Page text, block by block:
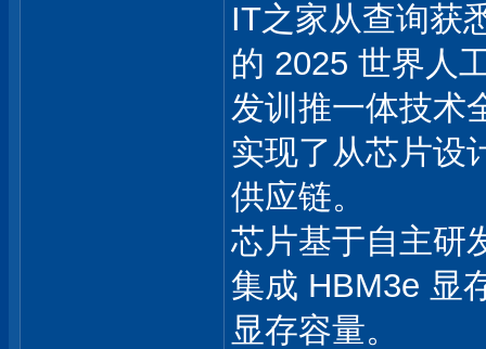
IT之家从查询获
的 2025 世界人
发训推一体技术
实现了从芯片设
供应链。
芯片基于自主研
集成 HBM3e 显
显存容量。